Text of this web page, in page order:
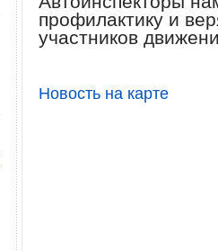
профилактику и
участников
Новость на карте